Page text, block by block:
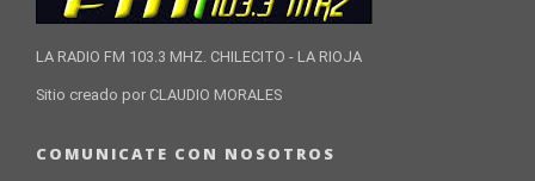
LA RADIO FM 103.3 MHZ. CHILECITO - LA RIOJA
Sitio creado por CLAUDIO MORALES
COMUNICATE CON NOSOTROS